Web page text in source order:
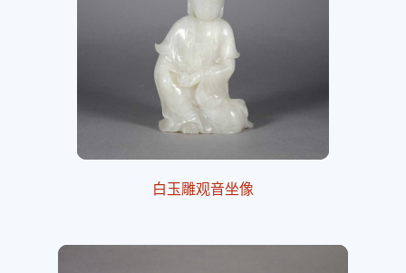
白玉雕观音坐像